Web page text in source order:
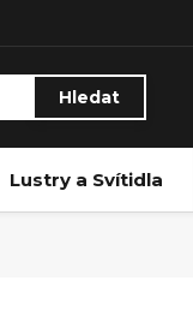
Hledat
Lustry a Svítidla